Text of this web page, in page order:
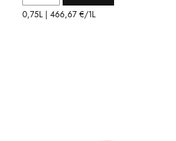
0,75L |466,67 €/1L